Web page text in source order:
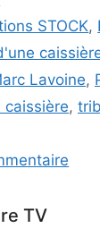
STOCK,
Lavoine,
,
TV